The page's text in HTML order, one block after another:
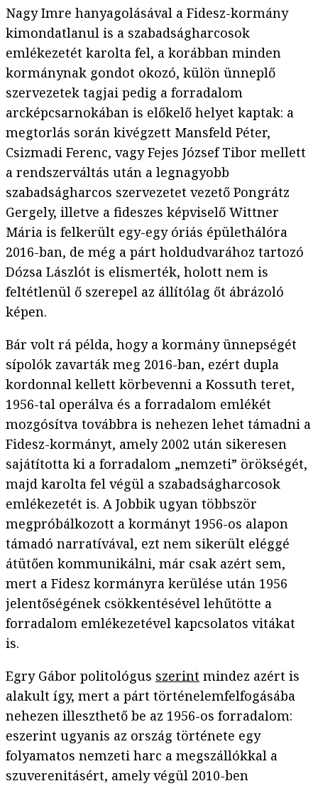
Nagy Imre hanyagolásával a Fidesz-kormány
kimondatlanul is a szabadságharcosok
emlékezetét karolta fel, a korábban minden
kormánynak gondot okozó, külön ünneplő
szervezetek tagjai pedig a forradalom
arcképcsarnokában is előkelő helyet kaptak: a
megtorlás során kivégzett Mansfeld Péter,
Csizmadi Ferenc, vagy Fejes József Tibor mellett
a rendszerváltás után a legnagyobb
szabadságharcos szervezetet vezető Pongrátz
Gergely, illetve a fideszes képviselő Wittner
Mária is felkerült egy-egy óriás épülethálóra
2016-ban, de még a párt holdudvarához tartozó
Dózsa Lászlót is elismerték, holott nem is
feltétlenül ő szerepel az állítólag őt ábrázoló
képen.
Bár volt rá példa, hogy a kormány ünnepségét
sípolók zavarták meg 2016-ban, ezért dupla
kordonnal kellett körbevenni a Kossuth teret,
1956-tal operálva és a forradalom emlékét
mozgósítva továbbra is nehezen lehet támadni a
Fidesz-kormányt, amely 2002 után sikeresen
sajátította ki a forradalom „nemzeti” örökségét,
majd karolta fel végül a szabadságharcosok
emlékezetét is. A Jobbik ugyan többször
megpróbálkozott a kormányt 1956-os alapon
támadó narratívával, ezt nem sikerült eléggé
átütően kommunikálni, már csak azért sem,
mert a Fidesz kormányra kerülése után 1956
jelentőségének csökkentésével lehűtötte a
forradalom emlékezetével kapcsolatos vitákat
is.
Egry Gábor politológus szerint mindez azért is
alakult így, mert a párt történelemfelfogásába
nehezen illeszthető be az 1956-os forradalom:
eszerint ugyanis az ország története egy
folyamatos nemzeti harc a megszállókkal a
szuverenitásért, amely végül 2010-ben